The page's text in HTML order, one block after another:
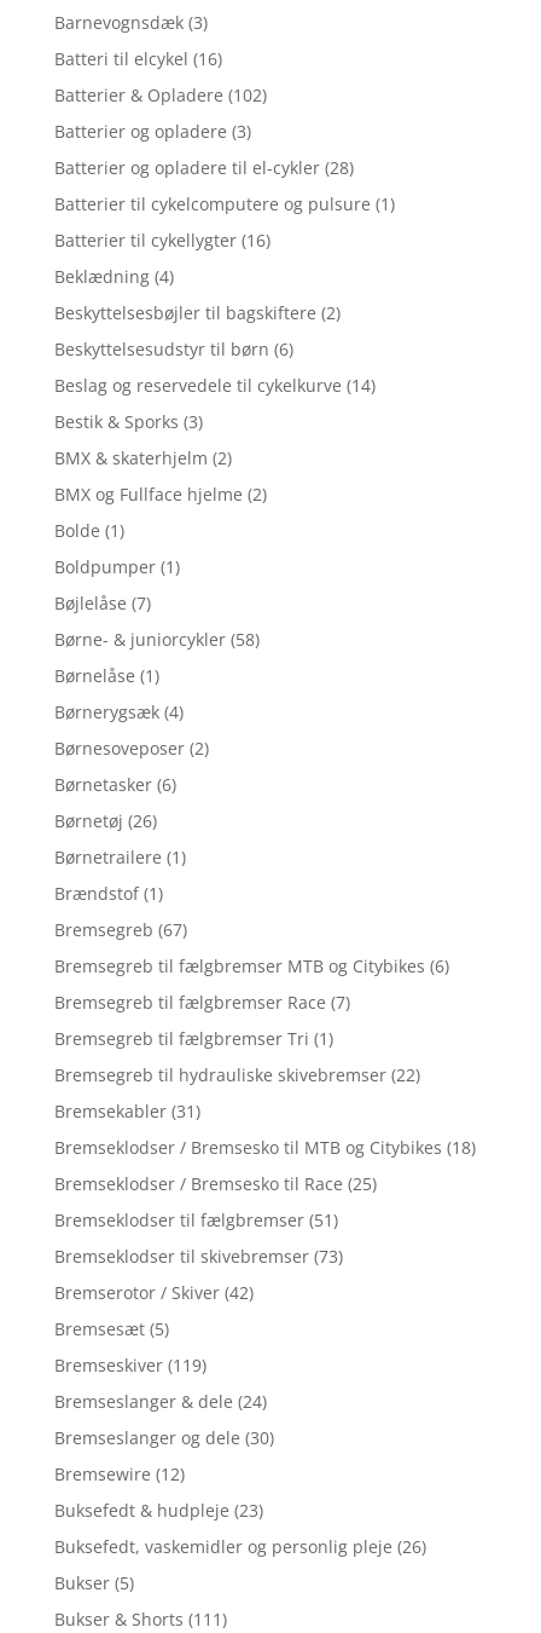
Barnevognsdæk (3)
Batteri til elcykel (16)
Batterier & Opladere (102)
Batterier og opladere (3)
Batterier og opladere til el-cykler (28)
Batterier til cykelcomputere og pulsure (1)
Batterier til cykellygter (16)
Beklædning (4)
Beskyttelsesbøjler til bagskiftere (2)
Beskyttelsesudstyr til børn (6)
Beslag og reservedele til cykelkurve (14)
Bestik & Sporks (3)
BMX & skaterhjelm (2)
BMX og Fullface hjelme (2)
Bolde (1)
Boldpumper (1)
Bøjlelåse (7)
Børne- & juniorcykler (58)
Børnelåse (1)
Børnerygsæk (4)
Børnesoveposer (2)
Børnetasker (6)
Børnetøj (26)
Børnetrailere (1)
Brændstof (1)
Bremsegreb (67)
Bremsegreb til fælgbremser MTB og Citybikes (6)
Bremsegreb til fælgbremser Race (7)
Bremsegreb til fælgbremser Tri (1)
Bremsegreb til hydrauliske skivebremser (22)
Bremsekabler (31)
Bremseklodser / Bremsesko til MTB og Citybikes (18)
Bremseklodser / Bremsesko til Race (25)
Bremseklodser til fælgbremser (51)
Bremseklodser til skivebremser (73)
Bremserotor / Skiver (42)
Bremsesæt (5)
Bremseskiver (119)
Bremseslanger & dele (24)
Bremseslanger og dele (30)
Bremsewire (12)
Buksefedt & hudpleje (23)
Buksefedt, vaskemidler og personlig pleje (26)
Bukser (5)
Bukser & Shorts (111)